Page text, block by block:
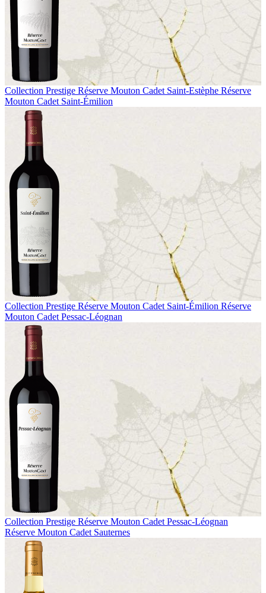
Collection Prestige Réserve Mouton Cadet Saint-Estèphe Réserve
Mouton Cadet Saint-Émilion
Collection Prestige Réserve Mouton Cadet Saint-Émilion Réserve
Mouton Cadet Pessac-Léognan
Collection Prestige Réserve Mouton Cadet Pessac-Léognan
Réserve Mouton Cadet Sauternes